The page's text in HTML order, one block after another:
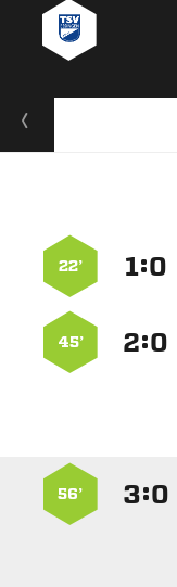
:
22’
:
45’
:
56’